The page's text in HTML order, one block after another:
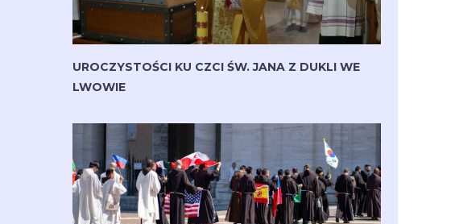
UROCZYSTOŚCI KU CZCI ŚW. JANA Z DUKLI WE
LWOWIE